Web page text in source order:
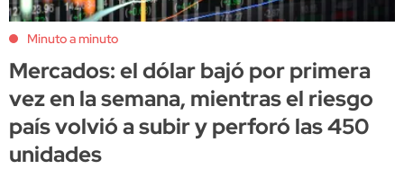
Minuto a minuto
Mercados: el dólar bajó por primera
vez en la semana, mientras el riesgo
país volvió a subir y perforó las 450
unidades